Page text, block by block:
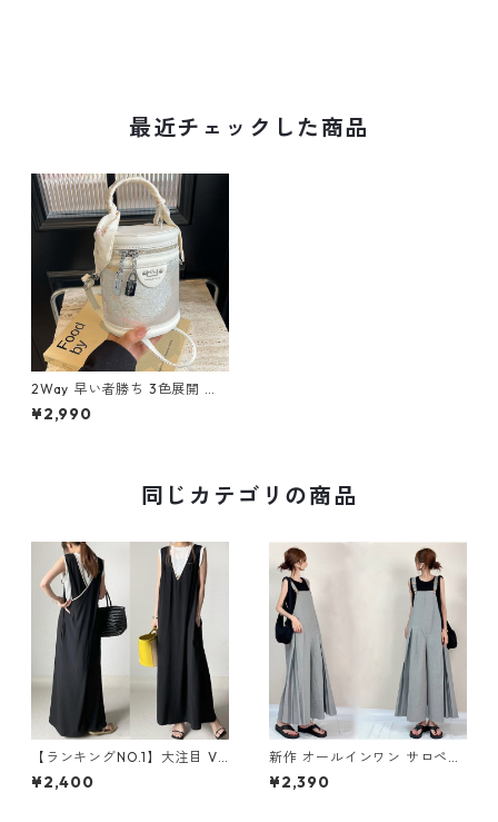
最近チェックした商品
2Way 早い者勝ち 3色展開 ボ
ックスバッグ m-396
¥2,990
同じカテゴリの商品
【ランキングNO.1】大注目 V
ネック ノースリーブ ワンピー
ス m-738
¥2,400
新作 オールインワン サロペッ
トパンツ m-462
¥2,390